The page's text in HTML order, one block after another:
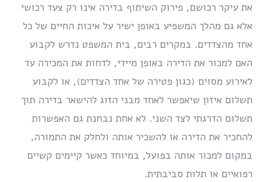
את עיקר רכושם, פירוק השיתוף בדירה אינו רק צעד רכושי
אלא גם מהלך המשפיע באופן ישיר על איכות החיים של כל
אחד מהצדדים. במקרים רבים, בית המשפט נדרש לקבוע
האם למכור את הדירה באופן מיידי, לדחות את המכירה עד
לאירוע מסוים (כגון פטירה של אחד הצדדים), או לקבוע
תשלום איזון שיאפשר לאחד מבני הזוג להישאר בדירה תוך
תשלום הדרגתי לצד השני. לא אחת נבחנת גם האפשרות
להחכיר את הדירה או להשכיר אותה ולחלק את התמורה,
במקום למכור אותה בפועל, במיוחד כאשר קיימים קשיים
רפואיים או תלות סביבתית.